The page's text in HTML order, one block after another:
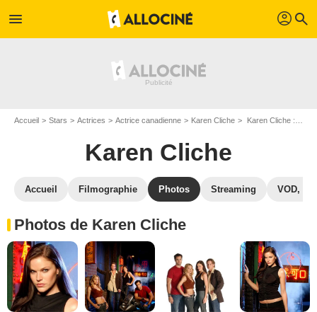
menu profil search
Accueil Stars Actrices Actrice canadienne Karen Cliche Karen Cliche : Photos de ses films et séries
Karen Cliche
Accueil Filmographie Photos Streaming VOD,
Photos de Karen Cliche